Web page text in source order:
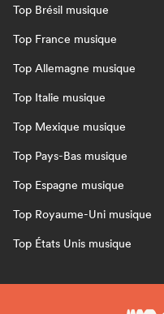
Top Brésil musique
Top France musique
Top Allemagne musique
Top Italie musique
Top Mexique musique
Top Pays-Bas musique
Top Espagne musique
Top Royaume-Uni musique
Top États Unis musique